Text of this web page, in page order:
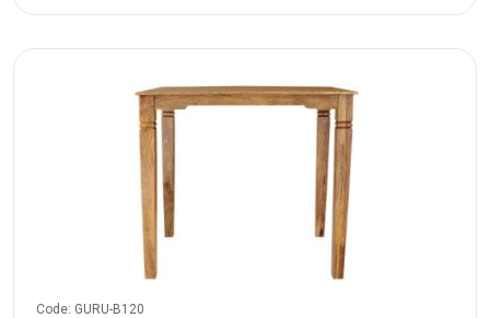
Code: GURU-B120